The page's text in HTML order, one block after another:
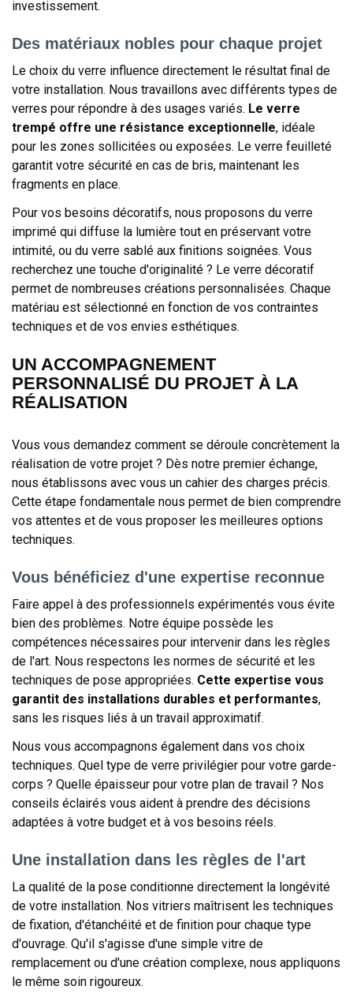
investissement.
Des matériaux nobles pour chaque projet
Le choix du verre influence directement le résultat final de
votre installation. Nous travaillons avec différents types de
verres pour répondre à des usages variés. Le verre
trempé offre une résistance exceptionnelle, idéale
pour les zones sollicitées ou exposées. Le verre feuilleté
garantit votre sécurité en cas de bris, maintenant les
fragments en place.
Pour vos besoins décoratifs, nous proposons du verre
imprimé qui diffuse la lumière tout en préservant votre
intimité, ou du verre sablé aux finitions soignées. Vous
recherchez une touche d'originalité ? Le verre décoratif
permet de nombreuses créations personnalisées. Chaque
matériau est sélectionné en fonction de vos contraintes
techniques et de vos envies esthétiques.
UN ACCOMPAGNEMENT
PERSONNALISÉ DU PROJET À LA
RÉALISATION
Vous vous demandez comment se déroule concrètement la
réalisation de votre projet ? Dès notre premier échange,
nous établissons avec vous un cahier des charges précis.
Cette étape fondamentale nous permet de bien comprendre
vos attentes et de vous proposer les meilleures options
techniques.
Vous bénéficiez d'une expertise reconnue
Faire appel à des professionnels expérimentés vous évite
bien des problèmes. Notre équipe possède les
compétences nécessaires pour intervenir dans les règles
de l'art. Nous respectons les normes de sécurité et les
techniques de pose appropriées. Cette expertise vous
garantit des installations durables et performantes,
sans les risques liés à un travail approximatif.
Nous vous accompagnons également dans vos choix
techniques. Quel type de verre privilégier pour votre garde-
corps ? Quelle épaisseur pour votre plan de travail ? Nos
conseils éclairés vous aident à prendre des décisions
adaptées à votre budget et à vos besoins réels.
Une installation dans les règles de l'art
La qualité de la pose conditionne directement la longévité
de votre installation. Nos vitriers maîtrisent les techniques
de fixation, d'étanchéité et de finition pour chaque type
d'ouvrage. Qu'il s'agisse d'une simple vitre de
remplacement ou d'une création complexe, nous appliquons
le même soin rigoureux.